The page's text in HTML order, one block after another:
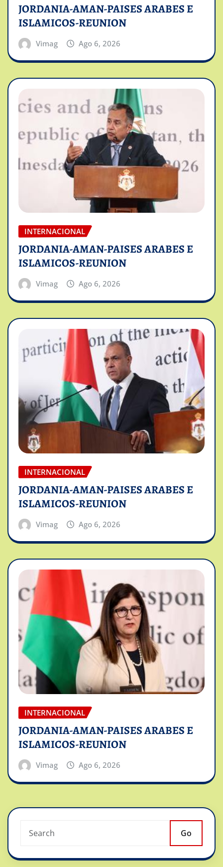
JORDANIA-AMAN-PAISES ARABES E
ISLAMICOS-REUNION
Vimag Ago 6, 2026
INTERNACIONAL
JORDANIA-AMAN-PAISES ARABES E
ISLAMICOS-REUNION
Vimag Ago 6, 2026
INTERNACIONAL
JORDANIA-AMAN-PAISES ARABES E
ISLAMICOS-REUNION
Vimag Ago 6, 2026
INTERNACIONAL
JORDANIA-AMAN-PAISES ARABES E
ISLAMICOS-REUNION
Vimag Ago 6, 2026
Go